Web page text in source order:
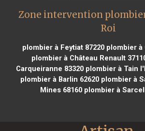
Zone intervention
Roi
plombier à Feytiat 87220plombier à
plombier à Château Renault
Carqueiranne 83320plombier à Tain
plombier à Barlin 62620 plombier à
Mines 68160 plombier à